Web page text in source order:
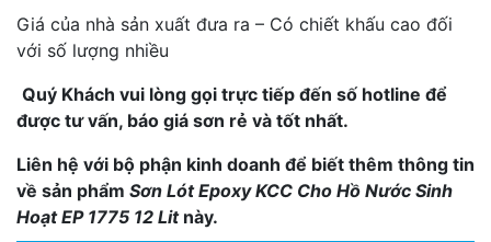
Giá của nhà sản xuất đưa ra – Có chiết khấu cao đối
với số lượng nhiều
Quý Khách vui lòng gọi trực tiếp đến số hotline để
được tư vấn, báo giá sơn rẻ và tốt nhất.
Liên hệ với bộ phận kinh doanh để biết thêm thông tin
về sản phẩm Sơn Lót Epoxy KCC Cho Hồ Nước Sinh
Hoạt EP 1775 12 Litnày.